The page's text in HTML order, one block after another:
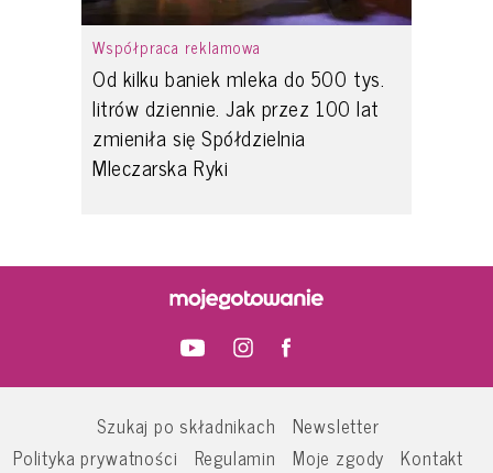
Współpraca reklamowa
Od kilku baniek mleka do 500 tys.
litrów dziennie. Jak przez 100 lat
zmieniła się Spółdzielnia
Mleczarska Ryki
Szukaj po składnikach
Newsletter
Polityka prywatności
Regulamin Moje zgody Kontakt